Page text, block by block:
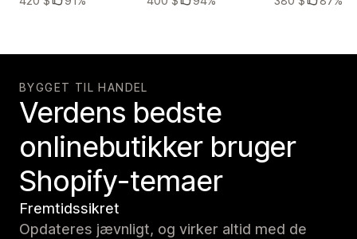
BYGGET TIL HANDEL
Verdens bedste
onlinebutikker bruger
Shopify-temaer
Fremtidssikret
Opdateres jævnligt, og virker altid med de